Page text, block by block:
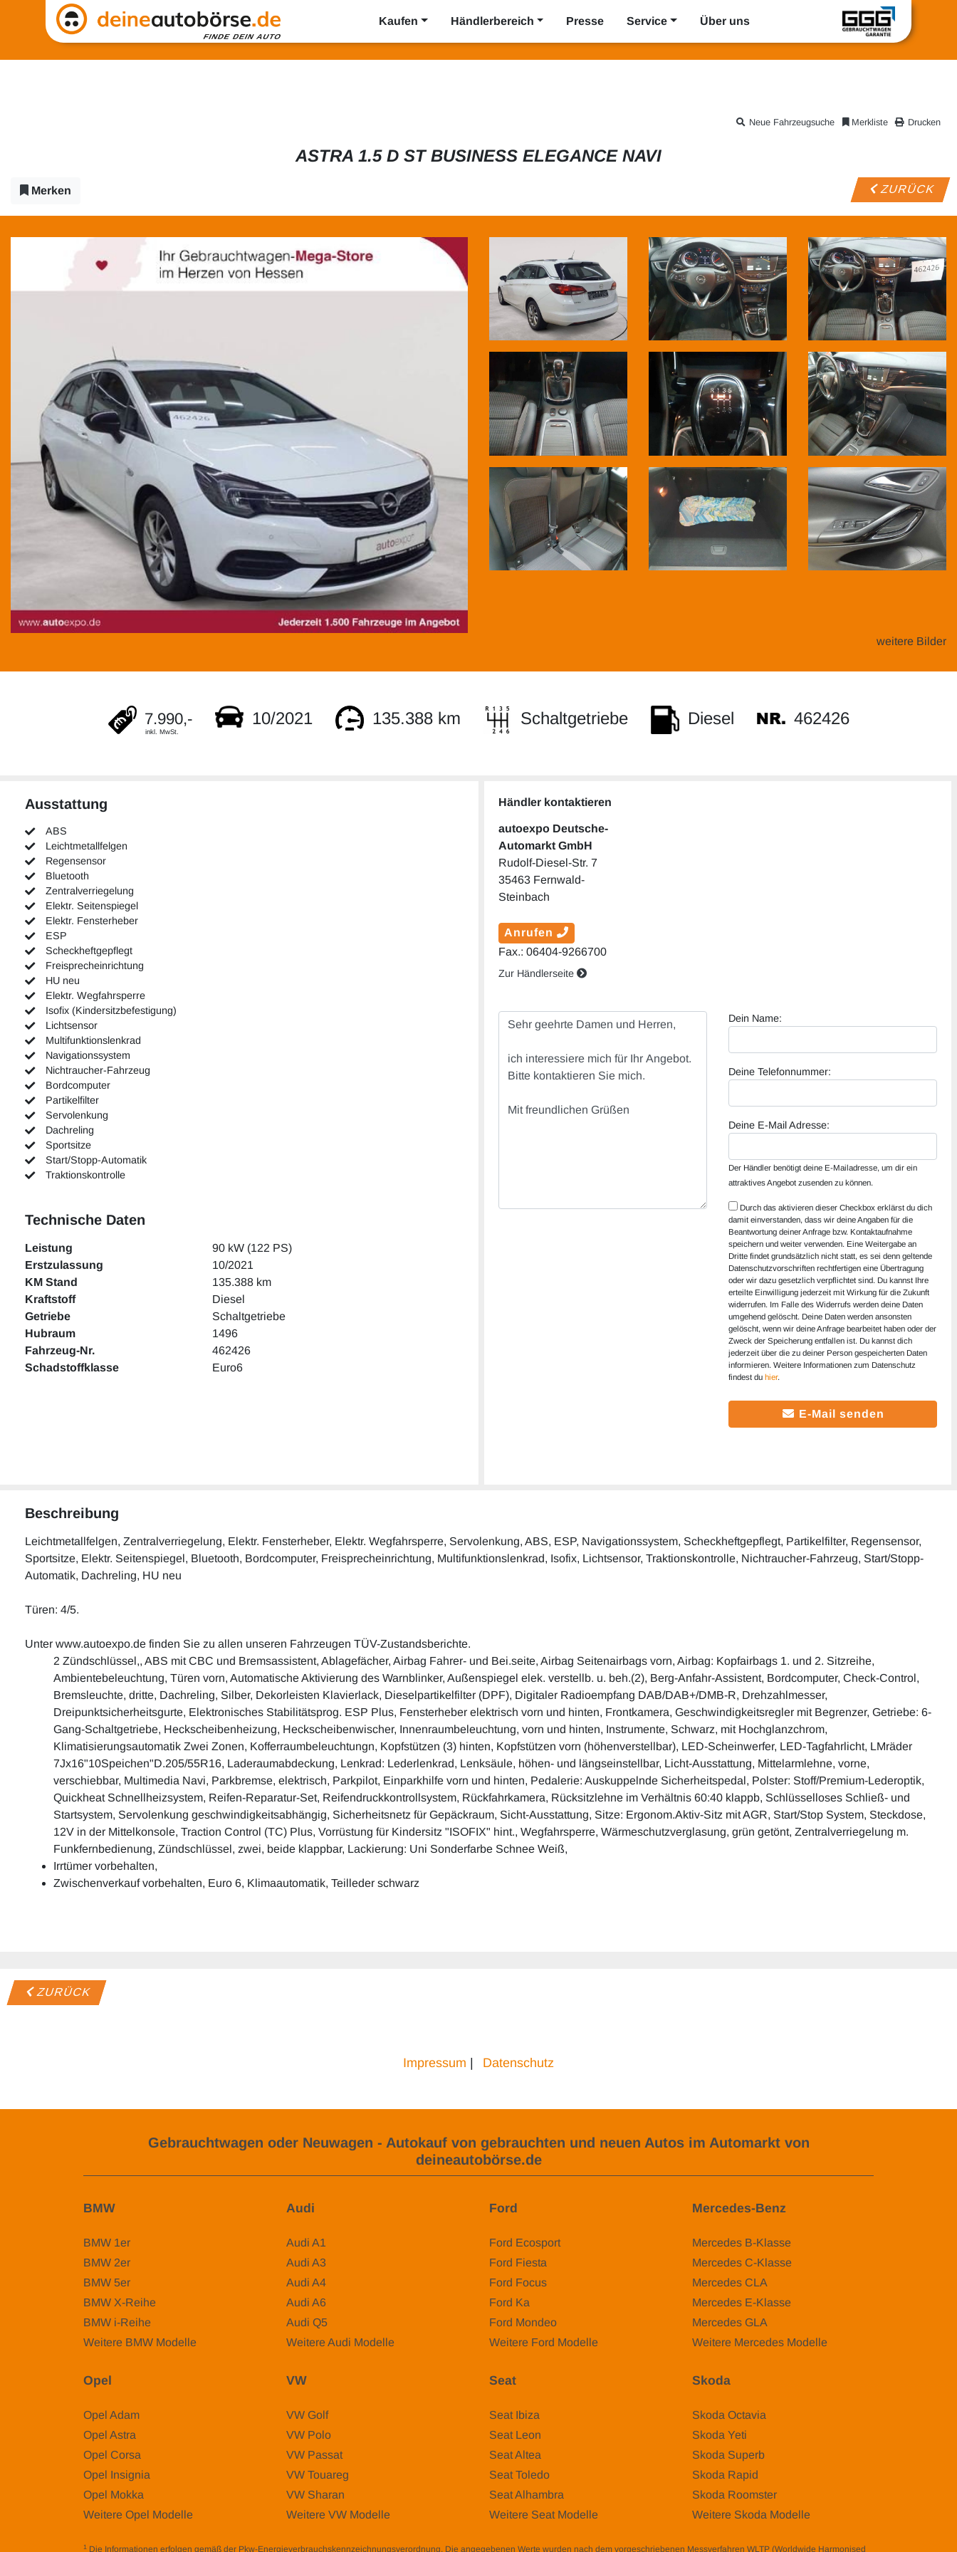
Kaufen Händlerbereich Presse Service Über uns
Drucken
Merkliste
Neue Fahrzeugsuche
ASTRA 1.5 D ST BUSINESS ELEGANCE NAVI
Merken ZURÜCK
weitere Bilder
7.990,-
inkl. MwSt.
10/2021 135.388 km Schaltgetriebe Diesel 462426
Ausstattung
ABS
Leichtmetallfelgen
Regensensor
Bluetooth
Zentralverriegelung
Elektr. Seitenspiegel
Elektr. Fensterheber
ESP
Scheckheftgepflegt
Freisprecheinrichtung
HU neu
Elektr. Wegfahrsperre
Isofix (Kindersitzbefestigung)
Lichtsensor
Multifunktionslenkrad
Navigationssystem
Nichtraucher-Fahrzeug
Bordcomputer
Partikelfilter
Servolenkung
Dachreling
Sportsitze
Start/Stopp-Automatik
Traktionskontrolle
Technische Daten
Leistung
90 kW (122 PS)
Erstzulassung
10/2021
KM Stand
135.388 km
Kraftstoff
Diesel
Getriebe
Schaltgetriebe
Hubraum
1496
Fahrzeug-Nr.
462426
Schadstoffklasse
Euro6
Händler kontaktieren
autoexpo Deutsche-
Automarkt GmbH
Rudolf-Diesel-Str. 7
35463 Fernwald-
Steinbach
Anrufen
Fax.: 06404-9266700
Zur Händlerseite
Dein Name:
Deine Telefonnummer:
Deine E-Mail Adresse:
Der Händler benötigt deine E-Mailadresse, um dir ein
attraktives Angebot zusenden zu können.
Durch das aktivieren dieser Checkbox erklärst du dich
damit einverstanden, dass wir deine Angaben für die
Beantwortung deiner Anfrage bzw. Kontaktaufnahme
speichern und weiter verwenden. Eine Weitergabe an
Dritte findet grundsätzlich nicht statt, es sei denn geltende
Datenschutzvorschriften rechtfertigen eine Übertragung
oder wir dazu gesetzlich verpflichtet sind. Du kannst Ihre
erteilte Einwilligung jederzeit mit Wirkung für die Zukunft
widerrufen. Im Falle des Widerrufs werden deine Daten
umgehend gelöscht. Deine Daten werden ansonsten
gelöscht, wenn wir deine Anfrage bearbeitet haben oder der
Zweck der Speicherung entfallen ist. Du kannst dich
jederzeit über die zu deiner Person gespeicherten Daten
informieren. Weitere Informationen zum Datenschutz
findest du hier.
E-Mail senden
Beschreibung
Leichtmetallfelgen, Zentralverriegelung, Elektr. Fensterheber, Elektr. Wegfahrsperre, Servolenkung, ABS, ESP, Navigationssystem, Scheckheftgepflegt, Partikelfilter, Regensensor,
Sportsitze, Elektr. Seitenspiegel, Bluetooth, Bordcomputer, Freisprecheinrichtung, Multifunktionslenkrad, Isofix, Lichtsensor, Traktionskontrolle, Nichtraucher-Fahrzeug, Start/Stopp-
Automatik, Dachreling, HU neu
Türen: 4/5.
Unter www.autoexpo.de finden Sie zu allen unseren Fahrzeugen TÜV-Zustandsberichte.
2 Zündschlüssel,, ABS mit CBC und Bremsassistent, Ablagefächer, Airbag Fahrer- und Bei.seite, Airbag Seitenairbags vorn, Airbag: Kopfairbags 1. und 2. Sitzreihe,
Ambientebeleuchtung, Türen vorn, Automatische Aktivierung des Warnblinker, Außenspiegel elek. verstellb. u. beh.(2), Berg-Anfahr-Assistent, Bordcomputer, Check-Control,
Bremsleuchte, dritte, Dachreling, Silber, Dekorleisten Klavierlack, Dieselpartikelfilter (DPF), Digitaler Radioempfang DAB/DAB+/DMB-R, Drehzahlmesser,
Dreipunktsicherheitsgurte, Elektronisches Stabilitätsprog. ESP Plus, Fensterheber elektrisch vorn und hinten, Frontkamera, Geschwindigkeitsregler mit Begrenzer, Getriebe: 6-
Gang-Schaltgetriebe, Heckscheibenheizung, Heckscheibenwischer, Innenraumbeleuchtung, vorn und hinten, Instrumente, Schwarz, mit Hochglanzchrom,
Klimatisierungsautomatik Zwei Zonen, Kofferraumbeleuchtungn, Kopfstützen (3) hinten, Kopfstützen vorn (höhenverstellbar), LED-Scheinwerfer, LED-Tagfahrlicht, LMräder
7Jx16"10Speichen"D.205/55R16, Laderaumabdeckung, Lenkrad: Lederlenkrad, Lenksäule, höhen- und längseinstellbar, Licht-Ausstattung, Mittelarmlehne, vorne,
verschiebbar, Multimedia Navi, Parkbremse, elektrisch, Parkpilot, Einparkhilfe vorn und hinten, Pedalerie: Auskuppelnde Sicherheitspedal, Polster: Stoff/Premium-Lederoptik,
Quickheat Schnellheizsystem, Reifen-Reparatur-Set, Reifendruckkontrollsystem, Rückfahrkamera, Rücksitzlehne im Verhältnis 60:40 klappb, Schlüsselloses Schließ- und
Startsystem, Servolenkung geschwindigkeitsabhängig, Sicherheitsnetz für Gepäckraum, Sicht-Ausstattung, Sitze: Ergonom.Aktiv-Sitz mit AGR, Start/Stop System, Steckdose,
12V in der Mittelkonsole, Traction Control (TC) Plus, Vorrüstung für Kindersitz "ISOFIX" hint., Wegfahrsperre, Wärmeschutzverglasung, grün getönt, Zentralverriegelung m.
Funkfernbedienung, Zündschlüssel, zwei, beide klappbar, Lackierung: Uni Sonderfarbe Schnee Weiß,
Irrtümer vorbehalten,
Zwischenverkauf vorbehalten, Euro 6, Klimaautomatik, Teilleder schwarz
ZURÜCK
Impressum Datenschutz
Gebrauchtwagen oder Neuwagen - Autokauf von gebrauchten und neuen Autos im Automarkt von
deineautobörse.de
BMW
BMW 1er
BMW 2er
BMW 5er
BMW X-Reihe
BMW i-Reihe
Weitere BMW Modelle
Audi
Audi A1
Audi A3
Audi A4
Audi A6
Audi Q5
Weitere Audi Modelle
Ford
Ford Ecosport
Ford Fiesta
Ford Focus
Ford Ka
Ford Mondeo
Weitere Ford Modelle
Mercedes-Benz
Mercedes B-Klasse
Mercedes C-Klasse
Mercedes CLA
Mercedes E-Klasse
Mercedes GLA
Weitere Mercedes Modelle
Opel
Opel Adam
Opel Astra
Opel Corsa
Opel Insignia
Opel Mokka
Weitere Opel Modelle
VW
VW Golf
VW Polo
VW Passat
VW Touareg
VW Sharan
Weitere VW Modelle
Seat
Seat Ibiza
Seat Leon
Seat Altea
Seat Toledo
Seat Alhambra
Weitere Seat Modelle
Skoda
Skoda Octavia
Skoda Yeti
Skoda Superb
Skoda Rapid
Skoda Roomster
Weitere Skoda Modelle
1 Die Informationen erfolgen gemäß der Pkw-Energieverbrauchskennzeichnungsverordnung. Die angegebenen Werte wurden nach dem vorgeschriebenen Messverfahren WLTP (Worldwide Harmonised